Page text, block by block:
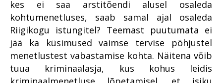
kes ei saa arstitõendi alusel osaleda
kohtumenetluses, saab samal ajal osaleda
Riigikogu istungitel? Teemast puutumata ei
jää ka küsimused vaimse tervise põhjustel
menetlustest vabastamise kohta. Näitena võib
tuua kriminaalasja, kus kohus leidis